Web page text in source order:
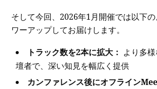
そして今回、2026年1月開催では以下
ワーアップしてお届けします。
トラック数を2本に拡大： より多
壇者で、深い知見を幅広く提供
カンファレンス後にオフライン